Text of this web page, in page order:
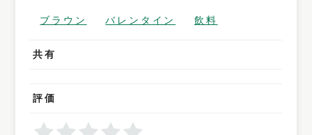
ブラウン バレンタイン 飲料
共有
評価